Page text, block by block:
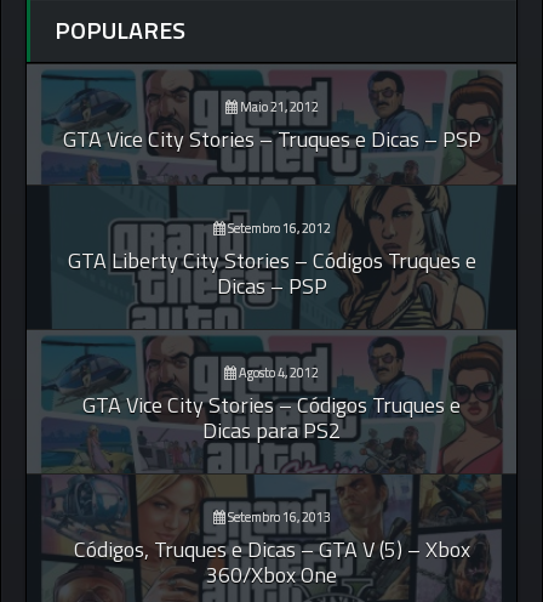
POPULARES
Maio 21, 2012
GTA Vice City Stories – Truques e Dicas – PSP
Setembro 16, 2012
GTA Liberty City Stories – Códigos Truques e
Dicas – PSP
Agosto 4, 2012
GTA Vice City Stories – Códigos Truques e
Dicas para PS2
Setembro 16, 2013
Códigos, Truques e Dicas – GTA V (5) – Xbox
360/Xbox One